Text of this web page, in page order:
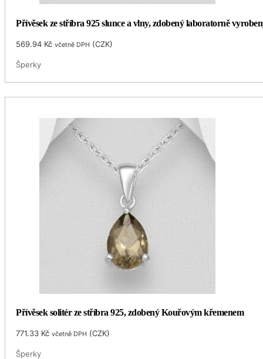
Přívěsek ze stříbra 925 slunce a vlny, zdobený laboratorně
569.94 Kč včetně DPH (CZK)
Šperky
Přívěsek solitér ze stříbra 925, zdobený Kouřovým křemenem
771.33 Kč včetně DPH (CZK)
Šperky